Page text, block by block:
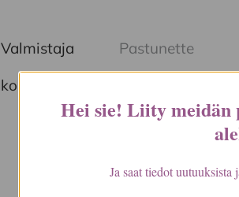
Valmistaja
Pastunette
koko
Hei sie! Liity meidän
Ja saat tiedot uutuuksista